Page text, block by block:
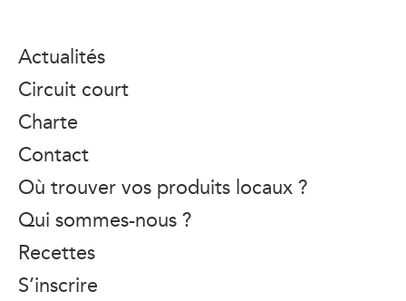
Actualités
Circuit court
Charte
Contact
Où trouver vos produits locaux ?
Qui sommes-nous ?
Recettes
S’inscrire